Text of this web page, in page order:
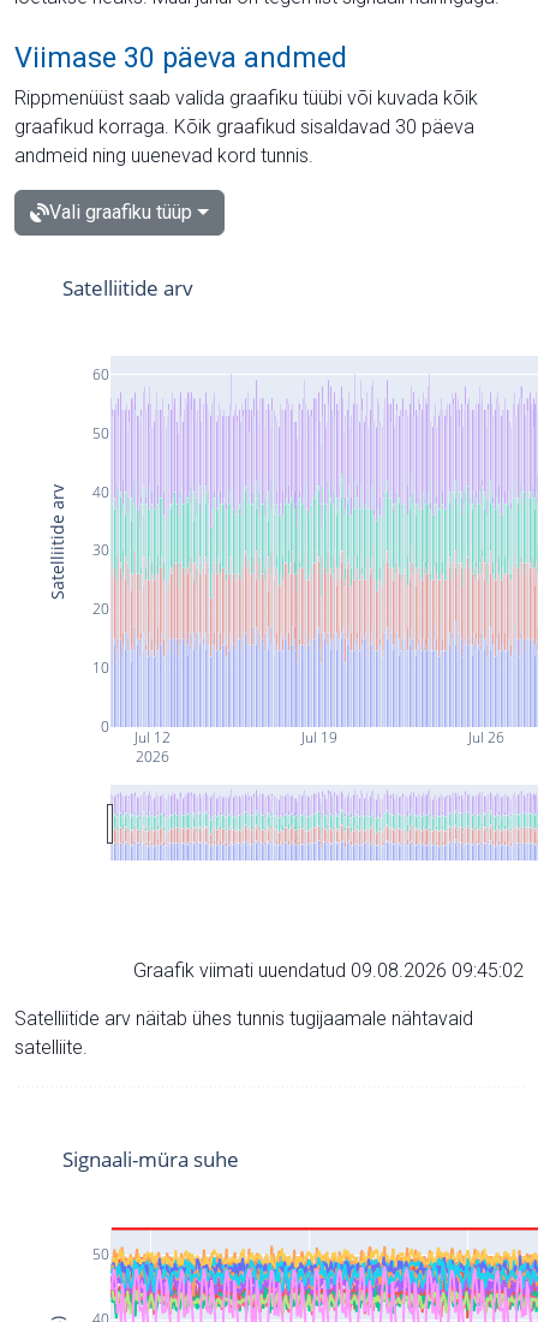
Viimase 30 päeva andmed
Rippmenüüst saab valida graafiku tüübi või kuvada kõik
graafikud korraga. Kõik graafikud sisaldavad 30 päeva
andmeid ning uuenevad kord tunnis.
Vali graafiku tüüp
Jul 12
2026
Jul 19 Jul 26
0
10
20
30
40
50
60
Satelliitide arv
Satelliitide arv
Graafik viimati uuendatud 09.08.2026 09:45:02
Satelliitide arv näitab ühes tunnis tugijaamale nähtavaid
satelliite.
50
Signaali-müra suhe